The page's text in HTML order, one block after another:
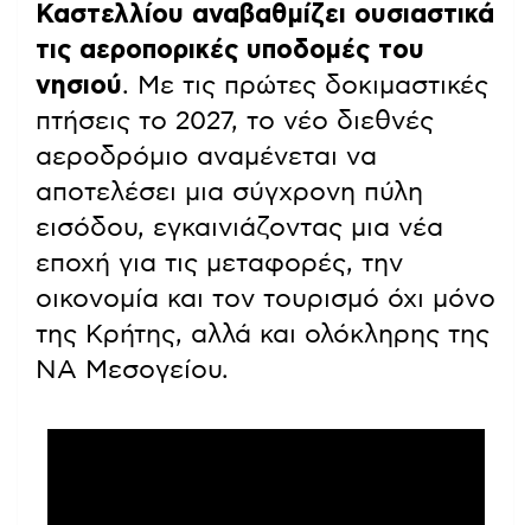
Καστελλίου αναβαθμίζει ουσιαστικά
τις αεροπορικές υποδομές του
νησιού. Με τις πρώτες δοκιμαστικές
πτήσεις το 2027, το νέο διεθνές
αεροδρόμιο αναμένεται να
αποτελέσει μια σύγχρονη πύλη
εισόδου, εγκαινιάζοντας μια νέα
εποχή για τις μεταφορές, την
οικονομία και τον τουρισμό όχι μόνο
της Κρήτης, αλλά και ολόκληρης της
ΝΑ Μεσογείου.